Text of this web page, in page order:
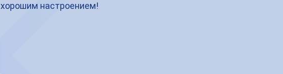
хорошим настроением!